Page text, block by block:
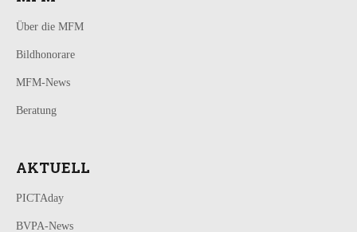
Über die MFM
Bildhonorare
MFM-News
Beratung
AKTUELL
PICTAday
BVPA-News